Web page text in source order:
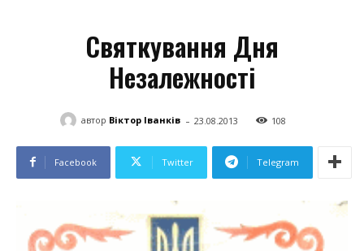
Святкування Дня
Незалежності
автор Віктор Іванків - 23.08.2013 108
Facebook Twitter Telegram